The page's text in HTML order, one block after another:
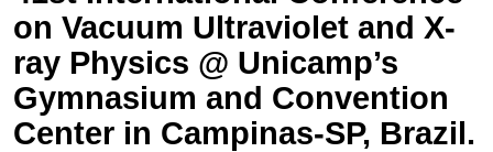
on Vacuum Ultraviolet and X-
ray Physics @ Unicamp’s
Gymnasium and Convention
Center in Campinas-SP, Brazil.